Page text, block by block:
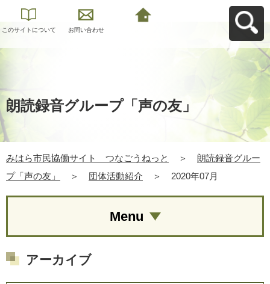
このサイトについて お問い合わせ
朗読録音グループ「声の友」
みはら市民協働サイト つなごうねっと ＞
朗読録音グルー
プ「声の友」
＞ 団体活動紹介 ＞ 2020年07月
Menu
アーカイブ